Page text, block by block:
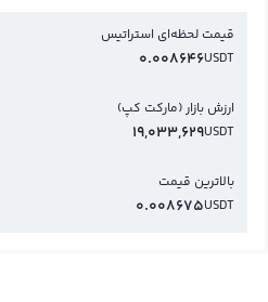
قیمت لحظه‌ای استراتیس
USDT
0.008646
ارزش بازار (مارکت کپ)
USDT
19,033,629
بالاترین قیمت
USDT
0.008675